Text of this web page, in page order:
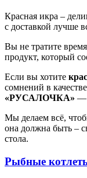
Красная икра –
с доставкой лучше
Вы не тратите
продукт, который
Если вы хотите
сомнений в
«РУСАЛОЧКА» —
Мы делаем всё,
она должна быть –
стола.
Рыбные